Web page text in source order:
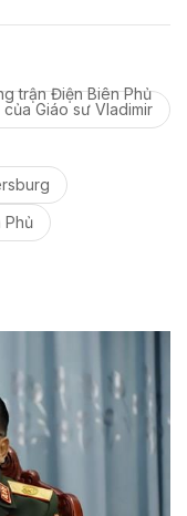
trận Điện Biên Phủ
Giáo sư Vladimir
Phủ